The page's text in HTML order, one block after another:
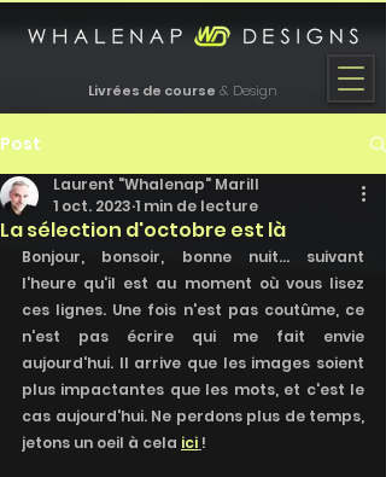
Livrées de course & Design
Post
La sélection d'octobre est là
Laurent "Whalenap" Marill
1 oct. 2023 1 min de lecture
Bonjour, bonsoir, bonne nuit... suivant
l'heure qu'il est au moment où vous lisez
ces lignes. Une fois n'est pas coutûme, ce
n'est pas écrire qui me fait envie
aujourd'hui. Il arrive que les images soient
plus impactantes que les mots, et c'est le
cas aujourd'hui. Ne perdons plus de temps,
jetons un oeil à cela ici !